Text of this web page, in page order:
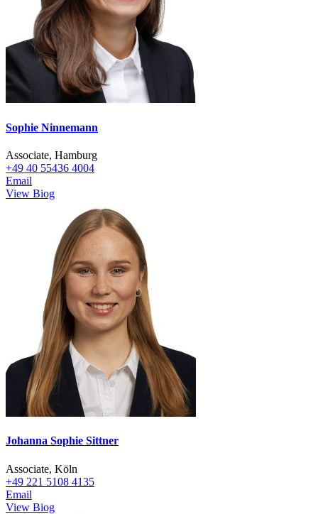
Sophie Ninnemann
Associate, Hamburg
+49 40 55436 4004
Email
View Biog
Johanna Sophie Sittner
Associate, Köln
+49 221 5108 4135
Email
View Biog